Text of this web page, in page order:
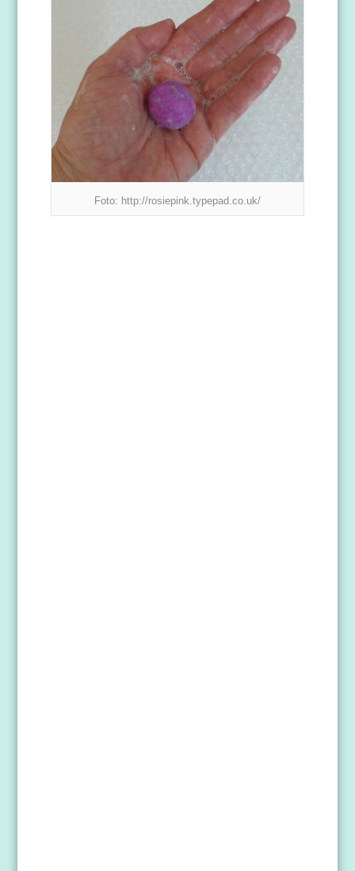
Foto: http://rosiepink.typepad.co.uk/